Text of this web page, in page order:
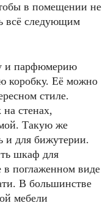
в помещении не
всё следующим
и парфюмерию
коробку. Её можно
стиле.
на стенах,
Такую же
и для бижутерии.
шкаф для
в поглаженном виде
В большинстве
мебели